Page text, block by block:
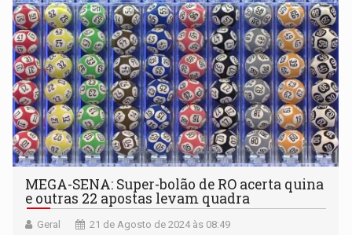
MEGA-SENA: Super-bolão de RO acerta quina
e outras 22 apostas levam quadra
Geral 21 de Agosto de 2024 às 08:49